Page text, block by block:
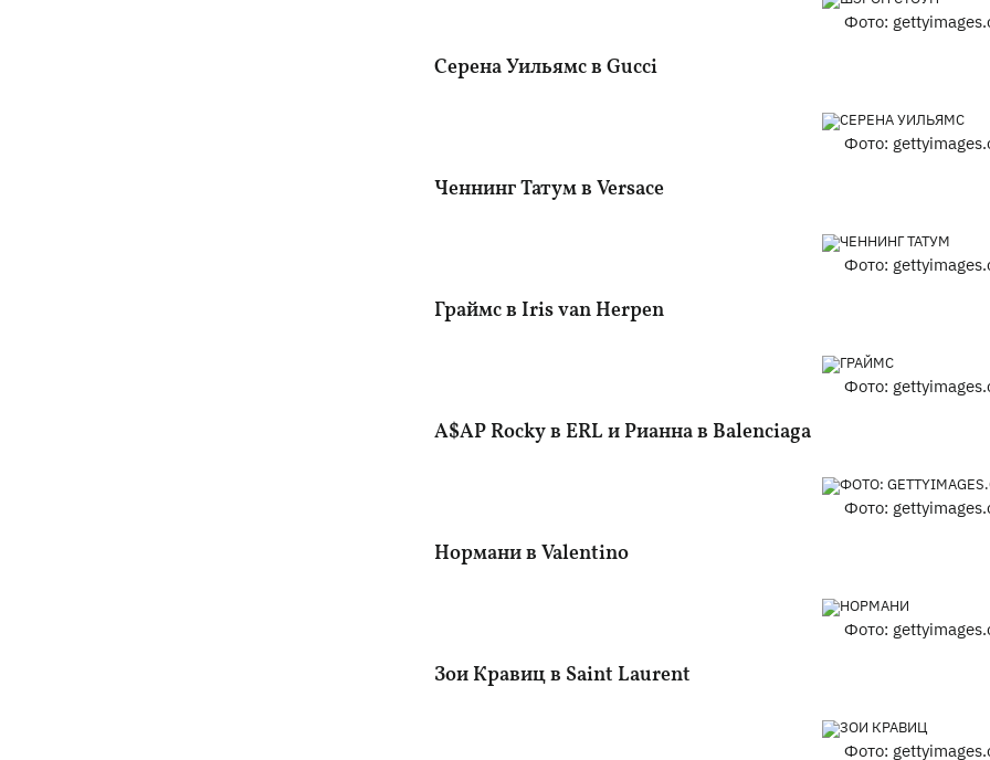
Фото:
Cерена Уильямс в Gucci
Фото:
Ченнинг Татум в Versace
Фото:
Граймс в Iris van Herpen
Фото:
A$AP Rocky в ERL и Рианна в Balenciaga
Фото:
Нормани в Valentino
Фото:
Зои Кравиц в Saint Laurent
Фото: